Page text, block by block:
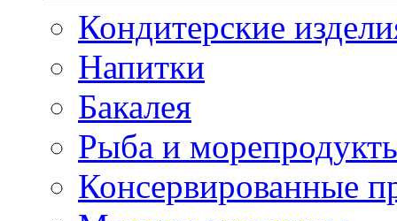
Кондитерские
Напитки
Бакалея
Рыба и
Консервированные